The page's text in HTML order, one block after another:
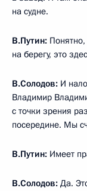
на судне.
В.Путин:
на берегу, это
В.Солодов: И
Владимир
с точки зрения
посередине. Мы
В.Путин: Имеет
В.Солодов: Да.